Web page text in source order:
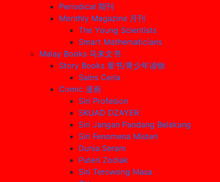
Periodical 期刊
Monthly Magazine 月刊
The Young Scientists
Smart Mathematicians
Malay Books 马来文书
Story Books 童书/青少年读物
Sains Ceria
Comic 漫画
Siri Profesion
SKUAD DZAYER
Siri Jangan Pandang Belakang
Siri Fenomena Misteri
Dunia Seram
Puteri Zodiak
Siri Terowong Masa